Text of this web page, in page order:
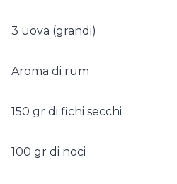
3 uova (grandi)
Aroma di rum
150 gr di fichi secchi
100 gr di noci